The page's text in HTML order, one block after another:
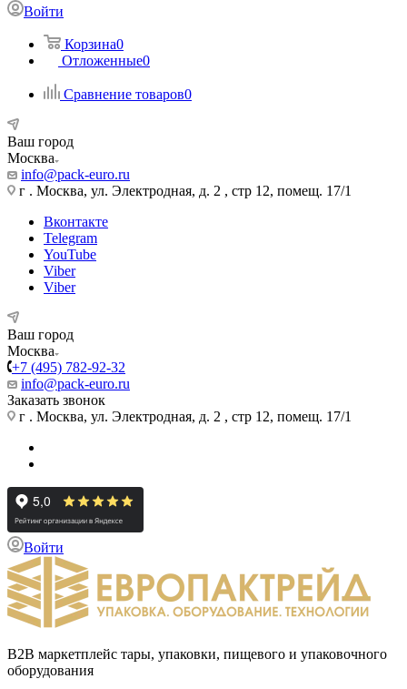
Войти
Корзина0
Отложенные0
Сравнение товаров0
Ваш город
Москва
info@pack-euro.ru
г . Москва, ул. Электродная, д. 2 , стр 12, помещ. 17/1
Вконтакте
Telegram
YouTube
Viber
Viber
Ваш город
Москва
+7 (495) 782-92-32
info@pack-euro.ru
Заказать звонок
г . Москва, ул. Электродная, д. 2 , стр 12, помещ. 17/1
Войти
B2B маркетплейс тары, упаковки, пищевого и упаковочного
оборудования